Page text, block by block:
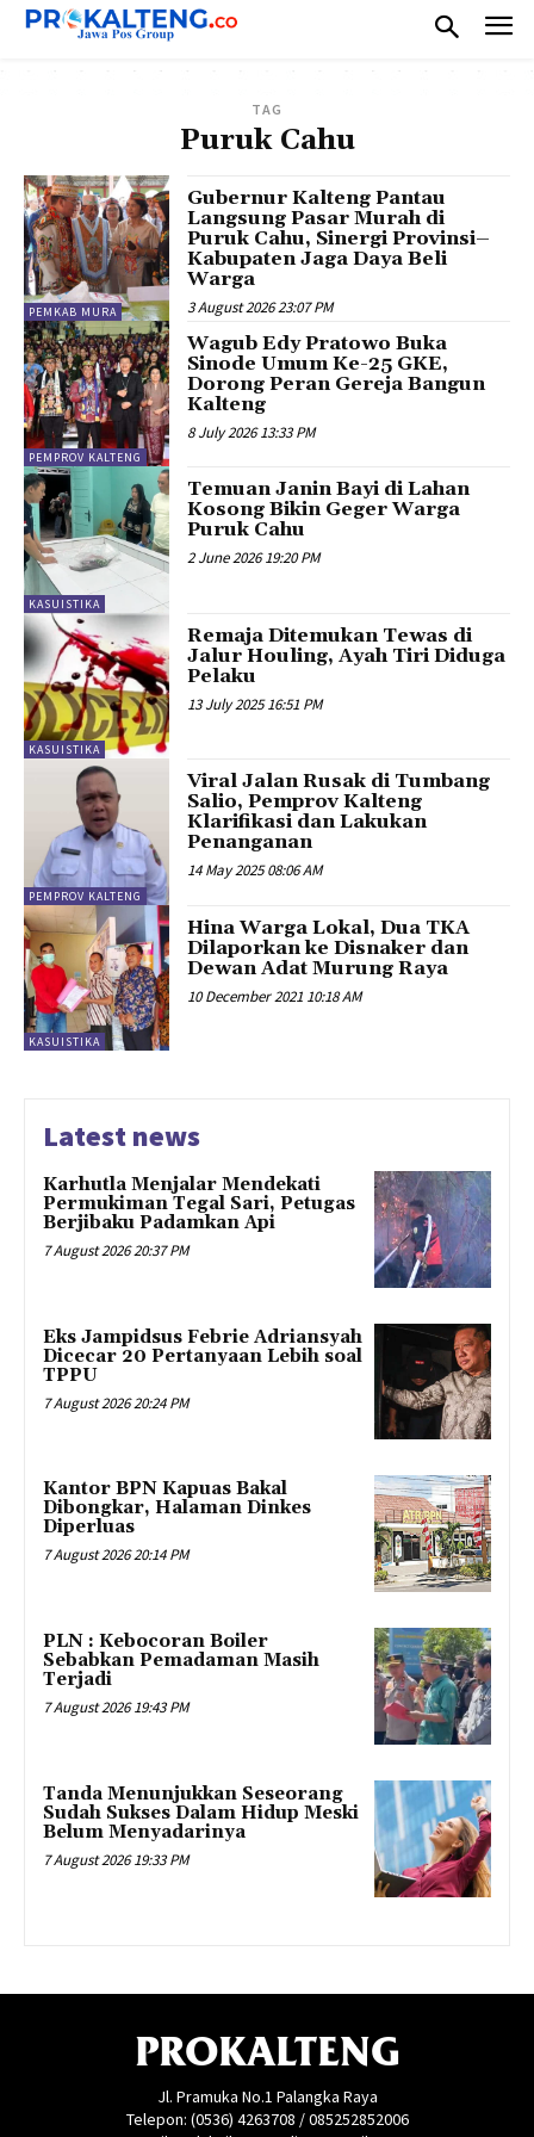
TAG
Puruk Cahu
PEMKAB MURA
Gubernur Kalteng Pantau
Langsung Pasar Murah di
Puruk Cahu, Sinergi Provinsi–
Kabupaten Jaga Daya Beli
Warga
3 August 2026 23:07 PM
PEMPROV KALTENG
Wagub Edy Pratowo Buka
Sinode Umum Ke-25 GKE,
Dorong Peran Gereja Bangun
Kalteng
8 July 2026 13:33 PM
KASUISTIKA
Temuan Janin Bayi di Lahan
Kosong Bikin Geger Warga
Puruk Cahu
2 June 2026 19:20 PM
KASUISTIKA
Remaja Ditemukan Tewas di
Jalur Houling, Ayah Tiri Diduga
Pelaku
13 July 2025 16:51 PM
PEMPROV KALTENG
Viral Jalan Rusak di Tumbang
Salio, Pemprov Kalteng
Klarifikasi dan Lakukan
Penanganan
14 May 2025 08:06 AM
KASUISTIKA
Hina Warga Lokal, Dua TKA
Dilaporkan ke Disnaker dan
Dewan Adat Murung Raya
10 December 2021 10:18 AM
Latest news
Karhutla Menjalar Mendekati
Permukiman Tegal Sari, Petugas
Berjibaku Padamkan Api
7 August 2026 20:37 PM
Eks Jampidsus Febrie Adriansyah
Dicecar 20 Pertanyaan Lebih soal
TPPU
7 August 2026 20:24 PM
Kantor BPN Kapuas Bakal
Dibongkar, Halaman Dinkes
Diperluas
7 August 2026 20:14 PM
PLN : Kebocoran Boiler
Sebabkan Pemadaman Masih
Terjadi
7 August 2026 19:43 PM
Tanda Menunjukkan Seseorang
Sudah Sukses Dalam Hidup Meski
Belum Menyadarinya
7 August 2026 19:33 PM
PROKALTENG
Jl. Pramuka No.1 Palangka Raya
Telepon: (0536) 4263708 / 085252852006